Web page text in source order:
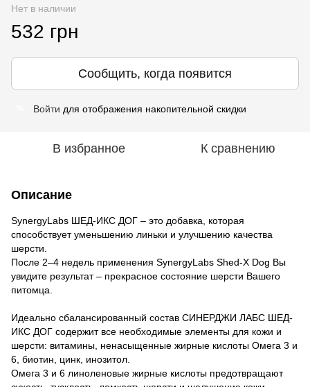
Нет в наличии
532 грн
Сообщить, когда появится
Войти для отображения накопительной скидки
В избранное К сравнению
Описание
SynergyLabs ШЕД-ИКС ДОГ – это добавка, которая
способствует уменьшению линьки и улучшению качества
шерсти.
После 2–4 недель применения SynergyLabs Shed-X Dog Вы
увидите результат – прекрасное состояние шерсти Вашего
питомца.
Идеально сбалансированный состав СИНЕРДЖИ ЛАБС ШЕД-
ИКС ДОГ содержит все необходимые элементы для кожи и
шерсти: витамины, ненасыщенные жирные кислоты Омега 3 и
6, биотин, цинк, инозитол.
Омега 3 и 6 линоленовые жирные кислоты предотвращают